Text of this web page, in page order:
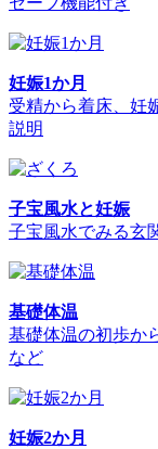
妊娠1か月
受精から着床、妊
説明
子宝風水と妊娠
子宝風水でみる玄
基礎体温
基礎体温の初歩か
など
妊娠2か月